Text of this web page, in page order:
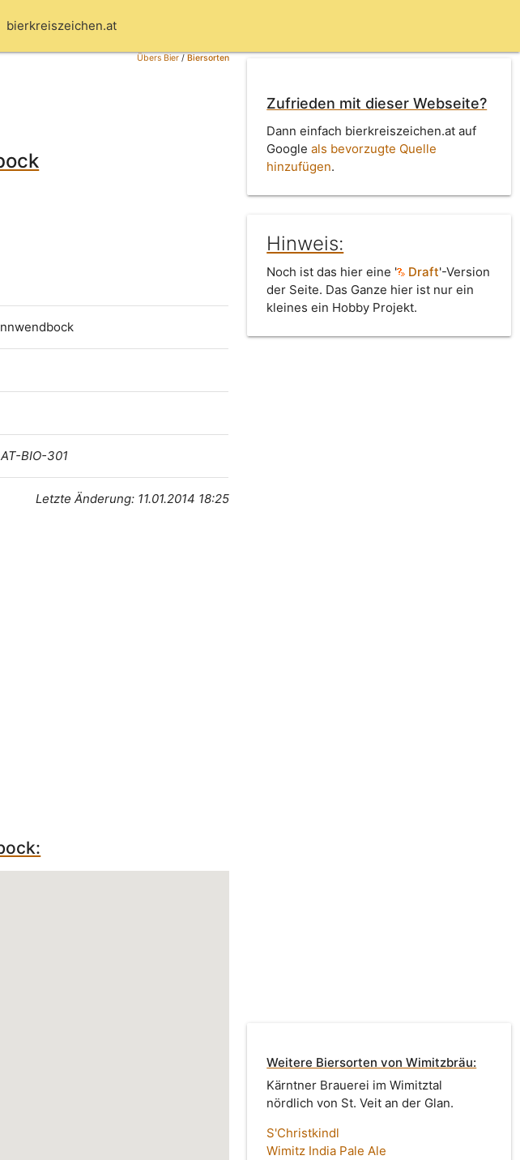
bierkreiszeichen.at
Übers Bier/Biersorten
AT-BIO-301
Letzte Änderung: 11.01.2014 18:25
Zufrieden mit dieser Webseite?
Dann einfach bierkreiszeichen.at auf
Googleals bevorzugte Quelle
hinzufügen.
Hinweis:
Noch ist das hier eine ' Draft'-Version
der Seite. Das Ganze hier ist nur ein
kleines ein Hobby Projekt.
Weitere Biersorten von Wimitzbräu:
Kärntner Brauerei im Wimitztal
nördlich von St. Veit an der Glan.
S'Christkindl
Wimitz India Pale Ale